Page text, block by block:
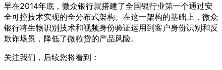
早在2014年底，微众银行就搭建了全国银行业第一个通过安
全可控技术实现的全分布式架构。在这一架构的基础上，微众
银行将生物识别技术和视频身份验证运用到客户身份识别和反
欺诈场景，降低了微粒贷的产品风险。
关注我们，后续您将看到：